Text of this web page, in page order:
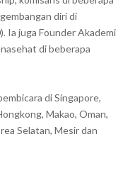
diri di
Ia juga Founder Akademi
di beberapa
di Singapore,
Makao, Oman,
Selatan, Mesir dan